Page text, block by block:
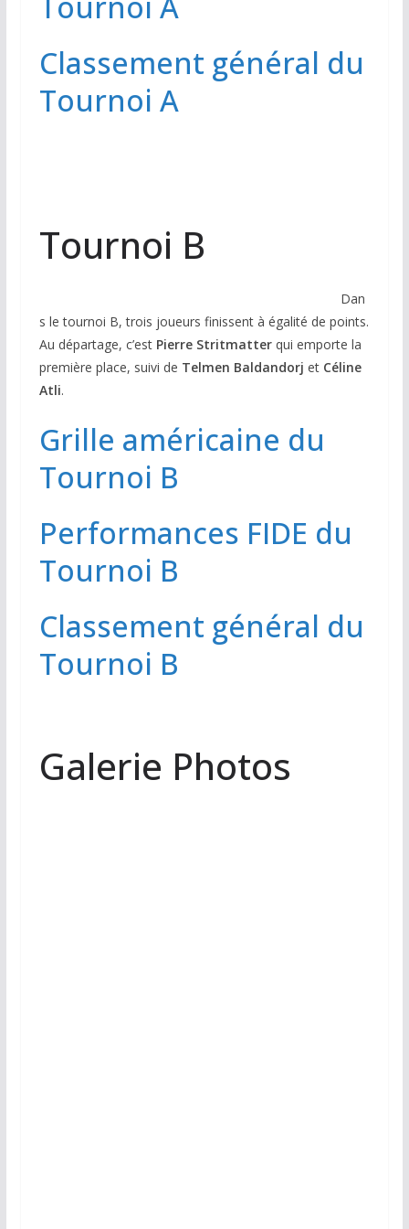
Classement général du
Tournoi A
Tournoi B
Dan
s le tournoi B, trois joueurs finissent à égalité de points.
Au départage, c’est Pierre Stritmatterqui emporte la
première place, suivi de Telmen Baldandorj et Céline
Atli.
Grille américaine du
Tournoi B
Performances FIDE du
Tournoi B
Classement général du
Tournoi B
Galerie Photos